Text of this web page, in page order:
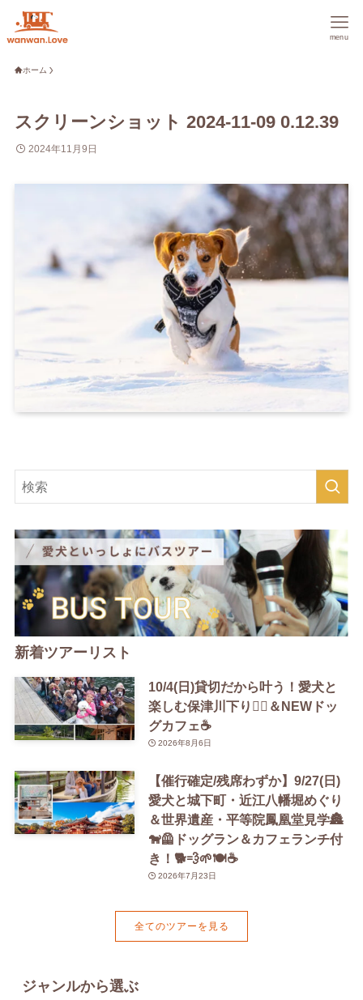
menu
ホーム
スクリーンショット 2024-11-09 0.12.39
2024年11月9日
新着ツアーリスト
10/4(日)貸切だから叶う！愛犬と
楽しむ保津川下り🚣‍♀️＆NEWドッ
グカフェ☕️
2026年8月6日
【催行確定/残席わずか】9/27(日)
愛犬と城下町・近江八幡堀めぐり
＆世界遺産・平等院鳳凰堂見学🏯
🐕‍🦺ドッグラン＆カフェランチ付
き！🐕💨🌱🍽️☕️
2026年7月23日
全てのツアーを見る
ジャンルから選ぶ